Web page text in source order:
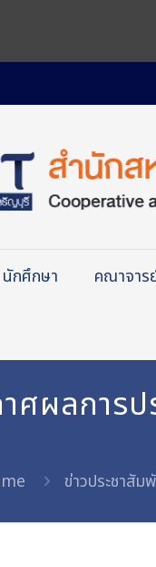
นักศึกษา คณาจาร
าศผลการ
ข่าวประชาสัม